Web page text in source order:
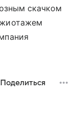
скачком
Поделиться